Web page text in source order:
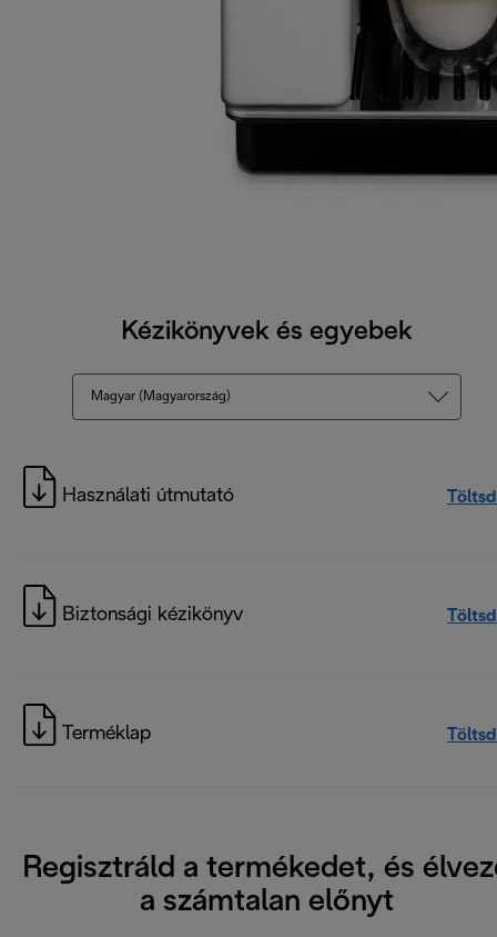
Kézikönyvek és egyebek
Magyar (Magyarország)
Használati útmutató
Biztonsági kézikönyv
Terméklap
Regisztráld a termékedet, és
a számtalan előnyt